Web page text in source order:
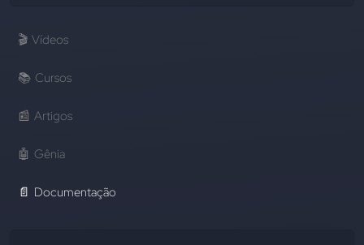
🎬 Vídeos
📚 Cursos
📰 Artigos
🤖 Gênia
📄 Documentação